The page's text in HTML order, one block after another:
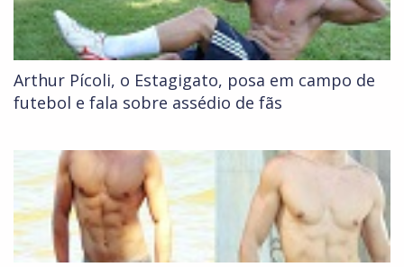
Arthur Pícoli, o Estagigato, posa em campo de
futebol e fala sobre assédio de fãs